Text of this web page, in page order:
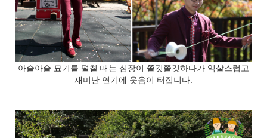
아슬아슬 묘기를 펼칠 때는 심장이 쫄깃쫄깃하다가 익살스럽고
재미난 연기에 웃음이 터집니다.